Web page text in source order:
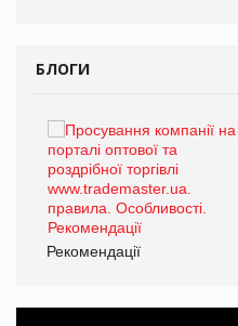
БЛОГИ
Рекомендації